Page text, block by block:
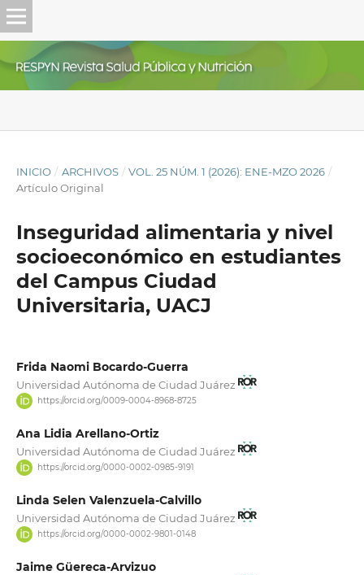
INICIO / ARCHIVOS / VOL. 25 NÚM. 1 (2026): ENE-MZO 2026 /
Artículo Original
Inseguridad alimentaria y nivel
socioeconómico en estudiantes
del Campus Ciudad
Universitaria, UACJ
Frida Naomi Bocardo-Guerra
Universidad Autónoma de Ciudad Juárez
https://orcid.org/0009-0004-8968-8725
Ana Lidia Arellano-Ortiz
Universidad Autónoma de Ciudad Juárez
https://orcid.org/0000-0002-0985-9191
Linda Selen Valenzuela-Calvillo
Universidad Autónoma de Ciudad Juárez
https://orcid.org/0000-0002-9801-0148
Jaime Güereca-Arvizuo